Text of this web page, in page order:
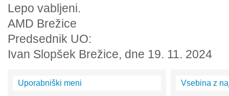
Lepo vabljeni.
AMD Brežice
Predsednik UO:
Ivan Slopšek Brežice, dne 19. 11. 2024
Uporabniški meni Vsebina z